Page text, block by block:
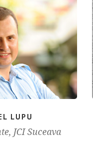
LUPU
JCI Suceava